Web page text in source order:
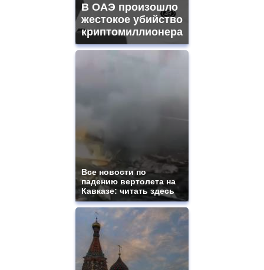
В ОАЭ произошло
жестокое убийство
криптомиллионера
Все новости по
падению вертолета на
Кавказе: читать здесь